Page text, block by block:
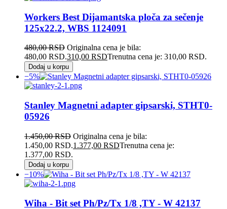
Workers Best Dijamantska ploča za sečenje
125x22.2, WBS 1124091
480,00RSD Originalna cena je bila:
480,00 RSD.310,00 RSDTrenutna cena je: 310,00 RSD.
Dodaj u korpu
−5%
Stanley Magnetni adapter gipsarski, STHT0-
05926
1.450,00RSD Originalna cena je bila:
1.450,00 RSD.1.377,00 RSDTrenutna cena je:
1.377,00 RSD.
Dodaj u korpu
−10%
Wiha - Bit set Ph/Pz/Tx 1/8 ,TY - W 42137